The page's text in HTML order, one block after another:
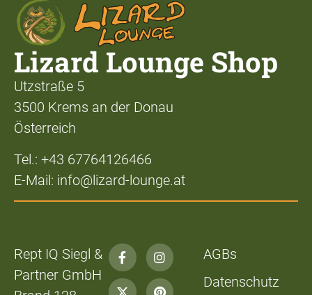
Lizard Lounge Shop
Utzstraße 5
3500 Krems an der Donau
Österreich
Tel.: +43 67764126466
E-Mail: info@lizard-lounge.at
Rept IQ Siegl &
Partner GmbH
AGBs
Datenschutz